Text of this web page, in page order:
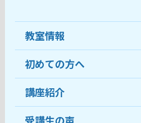
教室情報
教室について
受講生の声
おすすめ・人気の講座
初めての方へ
ココがおすすめ
料金
講座紹介